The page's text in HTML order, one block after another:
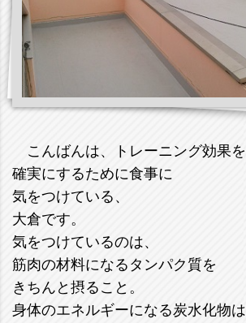
こんばんは、トレーニング効果を
確実にするために食事に
気をつけている、
大倉です。
気をつけているのは、
筋肉の材料になるタンパク質を
きちんと摂ること。
身体のエネルギーになる炭水化物は